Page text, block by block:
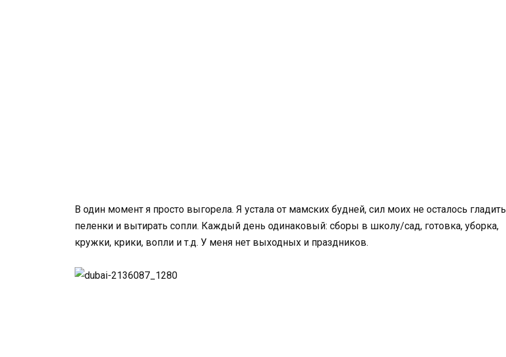
В один момент я просто выгорела. Я устала от мамских будней, сил моих не осталось гладить
пеленки и вытирать сопли. Каждый день одинаковый: сборы в школу/сад, готовка, уборка,
кружки, крики, вопли и т.д. У меня нет выходных и праздников.